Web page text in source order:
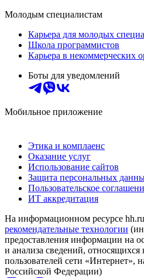
Молодым специалистам
Карьера для молодых
Школа программистов
Карьера в некоммерческих
Боты для уведомлений
Мобильное приложение
Этика и комплаенс
Оказание услуг
Использование сайтов
Защита персональных
Пользовательское
ИТ аккредитация
На информационном ресурсе hh.ru
рекомендательные технологии
предоставления информации на
и анализа сведений,
пользователей сети «Интернет»,
Российской Федерации)